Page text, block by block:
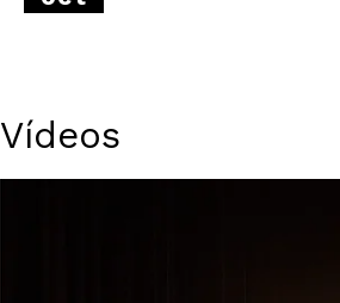
Vídeos